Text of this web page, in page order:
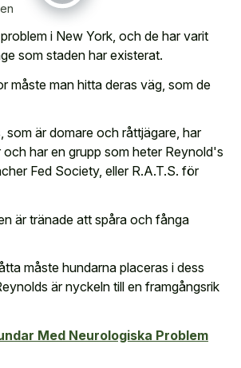
i New York, och de har varit
som staden har existerat.
måste man hitta deras väg, som de
som är domare och råttjägare, har
har en grupp som heter Reynold's
Fed Society, eller R.A.T.S. för
är tränade att spåra och fånga
måste hundarna placeras i dess
är nyckeln till en framgångsrik
Med Neurologiska Problem